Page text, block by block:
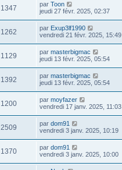
1347 par Toon
jeudi 27 févr. 2025, 02:37
1262 par Exup3lf1990
vendredi 21 févr. 2025, 15:49
1129 par masterbigmac
jeudi 13 févr. 2025, 05:54
1392 par masterbigmac
jeudi 13 févr. 2025, 05:54
1200 par moyfazer
vendredi 17 janv. 2025, 11:03
2509 par dom91
vendredi 3 janv. 2025, 10:19
1370 par dom91
vendredi 3 janv. 2025, 10:00